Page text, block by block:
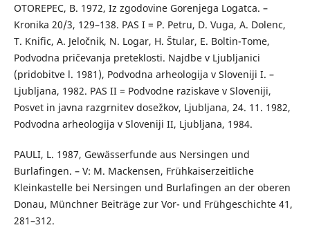
OTOREPEC, B. 1972, Iz zgodovine Gorenjega Logatca. –
Kronika 20/3, 129–138. PAS I = P. Petru, D. Vuga, A. Dolenc,
T. Knific, A. Jeločnik, N. Logar, H. Štular, E. Boltin-Tome,
Podvodna pričevanja preteklosti. Najdbe v Ljubljanici
(pridobitve l. 1981), Podvodna arheologija v Sloveniji I. –
Ljubljana, 1982. PAS II = Podvodne raziskave v Sloveniji,
Posvet in javna razgrnitev dosežkov, Ljubljana, 24. 11. 1982,
Podvodna arheologija v Sloveniji II, Ljubljana, 1984.
PAULI, L. 1987, Gewässerfunde aus Nersingen und
Burlafingen. – V: M. Mackensen, Frühkaiserzeitliche
Kleinkastelle bei Nersingen und Burlafingen an der oberen
Donau, Münchner Beiträge zur Vor- und Frühgeschichte 41,
281–312.